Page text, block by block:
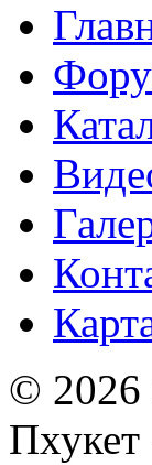
© 2026
Пхукет